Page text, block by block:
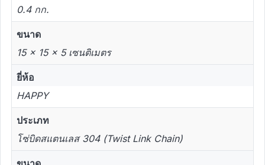
0.4 กก.
ขนาด
15 × 15 × 5 เซนติเมตร
ยี่ห้อ
HAPPY
ประเภท
โซ่บิดสแตนเลส 304 (Twist Link Chain)